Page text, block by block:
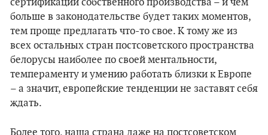
сертификации собственного производства – и чем
больше в законодательстве будет таких моментов,
тем проще предлагать что-то свое. К тому же из
всех остальных стран постсоветского пространства
белорусы наиболее по своей ментальности,
темпераменту и умению работать близки к Европе
– а значит, европейские тенденции не заставят себя
ждать.
Более того, наша страна даже на постсоветском